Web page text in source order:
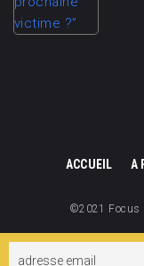
ACCUEIL A
©2021 Focus
Focus Média